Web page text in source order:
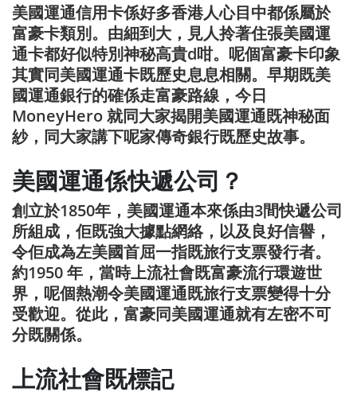
美國運通信用卡係好多香港人心目中都係屬於
富豪卡類別。由細到大，見人拎著住張美國運
通卡都好似特別神秘高貴d咁。呢個富豪卡印象
其實同美國運通卡既歷史息息相關。早期既美
國運通銀行的確係走富豪路線，今日
MoneyHero 就同大家揭開美國運通既神秘面
紗，同大家講下呢家傳奇銀行既歷史故事。
美國運通係快遞公司？
創立於1850年，美國運通本來係由3間快遞公司
所組成，佢既強大據點網絡，以及良好信譽，
令佢成為左美國首屈一指既旅行支票發行者。
約1950 年，當時上流社會既富豪流行環遊世
界，呢個熱潮令美國運通既旅行支票變得十分
受歡迎。從此，富豪同美國運通就有左密不可
分既關係。
上流社會既標記